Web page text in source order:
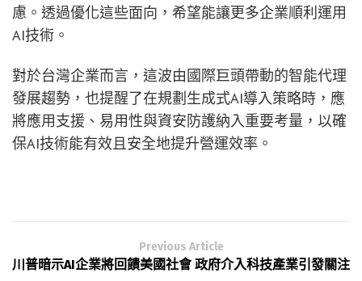
慮。透過優化這些面向，希望能讓更多企業順利運用
AI技術。
對於台灣企業而言，這波由國際巨頭帶動的智能代理
發展趨勢，也提醒了在規劃生成式AI導入策略時，應
將應用支援、易用性與資安防護納入重要考量，以確
保AI技術能有效且安全地提升營運效率。
Previous Article
川普暗示AI企業將回饋美國社會 政府介入科技產業引發關注